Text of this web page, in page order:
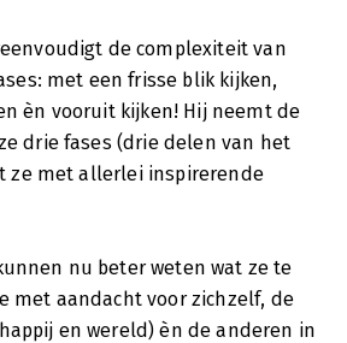
de complexiteit van
met een frisse blik kijken,
èn vooruit kijken! Hij neemt de
drie fases (drie delen van het
ze met allerlei inspirerende
nu beter weten wat ze te
met aandacht voor zichzelf, de
en wereld) èn de anderen in